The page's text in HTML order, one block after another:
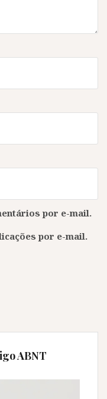
por e-mail.
por e-mail.
ABNT